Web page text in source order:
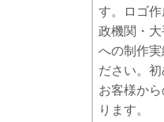
す。ロゴ
政機関・
への制作実
ださい。
お客様か
ります。